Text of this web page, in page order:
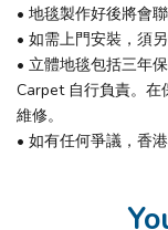
• 地毯製作好後將會
• 如需上門安裝，須
• 立體地毯包括三年
Carpet 自行負責。在
維修。
• 如有任何爭議，香